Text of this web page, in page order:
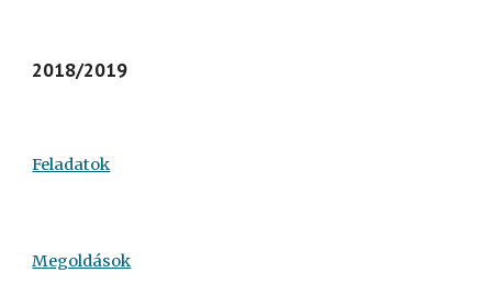
2018/2019
Feladatok
Megoldások